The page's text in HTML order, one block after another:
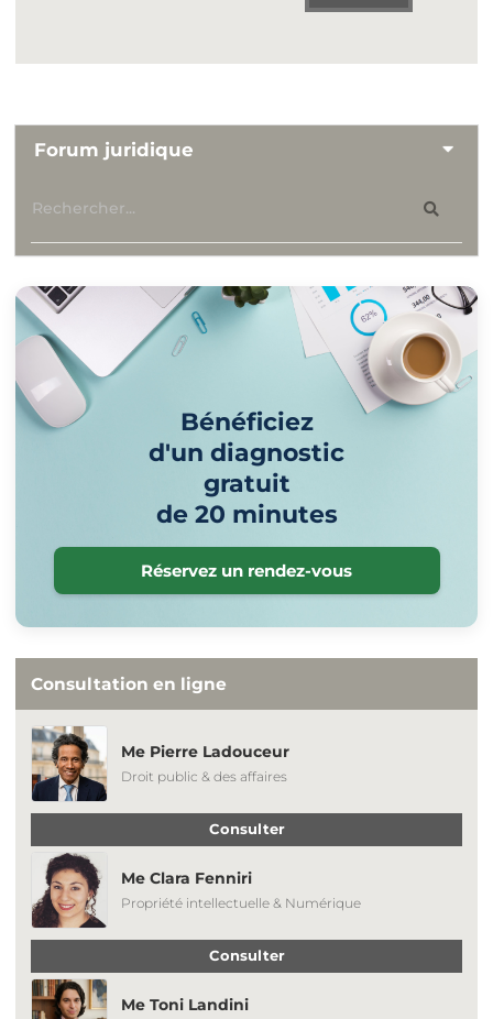
Forum juridique
Bénéficiez
d'un diagnostic
gratuit
de 20 minutes
Réservez un rendez-vous
Consultation en ligne
Me Pierre Ladouceur
Droit public & des affaires
Consulter
Me Clara Fenniri
Propriété intellectuelle & Numérique
Consulter
Me Toni Landini